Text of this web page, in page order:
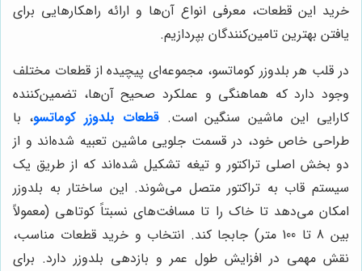
خرید این قطعات، معرفی انواع آن‌ها و ارائه راهکارهایی برای
یافتن بهترین تامین‌کنندگان بپردازیم.
در قلب هر بلدوزر کوماتسو، مجموعه‌ای پیچیده از قطعات مختلف
وجود دارد که هماهنگی و عملکرد صحیح آن‌ها، تضمین‌کننده
کارایی این ماشین سنگین است.قطعات بلدوزر کوماتسو، با
طراحی خاص خود، در قسمت جلویی ماشین تعبیه شده‌اند و از
دو بخش اصلی تراکتور و تیغه تشکیل شده‌اند که از طریق یک
سیستم قاب به تراکتور متصل می‌شوند. این ساختار به بلدوزر
امکان می‌دهد تا خاک را تا مسافت‌های نسبتاً کوتاهی (معمولاً
بین 8 تا 100 متر) جابجا کند. انتخاب و خرید قطعات مناسب،
نقش مهمی در افزایش طول عمر و بازدهی بلدوزر دارد. برای